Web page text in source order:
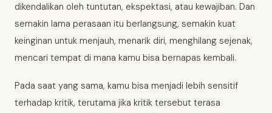
dikendalikan oleh tuntutan, ekspektasi, atau kewajiban. Dan
semakin lama perasaan itu berlangsung, semakin kuat
keinginan untuk menjauh, menarik diri, menghilang sejenak,
mencari tempat di mana kamu bisa bernapas kembali.
Pada saat yang sama, kamu bisa menjadi lebih sensitif
terhadap kritik, terutama jika kritik tersebut terasa